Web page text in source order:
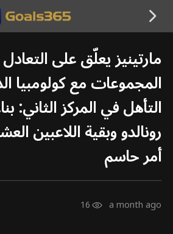
مارتينيز يعلّق على
المجموعات مع
التأهل في المركز الثاني:
رونالدو وبقية اللاعبين
أمر حاسم
a month ago
16